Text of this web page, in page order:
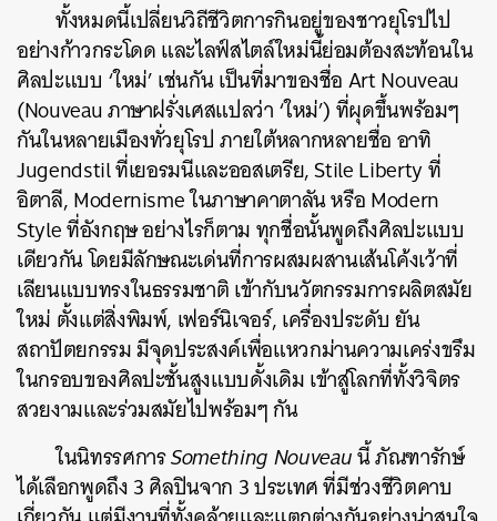
ทั้งหมดนี้เปลี่ยนวิถีชีวิตการกินอยู่ของชาวยุโรปไป
อย่างก้าวกระโดด และไลฟ์สไตล์ใหม่นี้ย่อมต้องสะท้อนใน
ศิลปะแบบ ‘ใหม่’ เช่นกัน เป็นที่มาของชื่อ Art Nouveau
(Nouveau ภาษาฝรั่งเศสแปลว่า ‘ใหม่’) ที่ผุดขึ้นพร้อมๆ
กันในหลายเมืองทั่วยุโรป ภายใต้หลากหลายชื่อ อาทิ
Jugendstil ที่เยอรมนีและออสเตรีย, Stile Liberty ที่
อิตาลี, Modernisme ในภาษาคาตาลัน หรือ Modern
Style ที่อังกฤษ อย่างไรก็ตาม ทุกชื่อนั้นพูดถึงศิลปะแบบ
เดียวกัน โดยมีลักษณะเด่นที่การผสมผสานเส้นโค้งเว้าที่
เลียนแบบทรงในธรรมชาติ เข้ากับนวัตกรรมการผลิตสมัย
ใหม่ ตั้งแต่สิ่งพิมพ์, เฟอร์นิเจอร์, เครื่องประดับ ยัน
สถาปัตยกรรม มีจุดประสงค์เพื่อแหวกม่านความเคร่งขรึม
ในกรอบของศิลปะชั้นสูงแบบดั้งเดิม เข้าสู่โลกที่ทั้งวิจิตร
สวยงามและร่วมสมัยไปพร้อมๆ กัน
ในนิทรรศการSomething Nouveauนี้ ภัณฑารักษ์
ได้เลือกพูดถึง 3 ศิลปินจาก 3 ประเทศ ที่มีช่วงชีวิตคาบ